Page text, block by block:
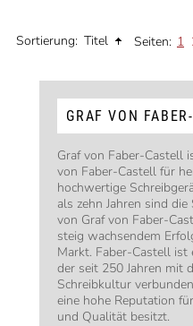
Seiten: 1
Sortierung: Titel
GRAF VON
Graf von Faber-Castell
von Faber-Castell für
hochwertige
als zehn Jahren sind die
von Graf von Faber-
steig wachsendem
Markt. Faber-Castell ist
der seit 250 Jahren mit
Schreibkultur
eine hohe Reputation
und Qualität besitzt.